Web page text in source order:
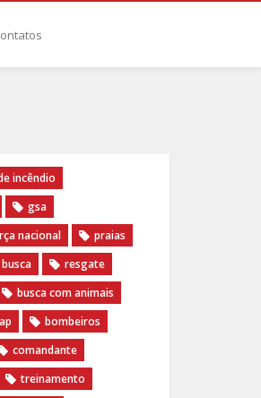
incêndio
gsa
nacional
praias
busca
resgate
busca com animais
bombeiros
comandante
treinamento